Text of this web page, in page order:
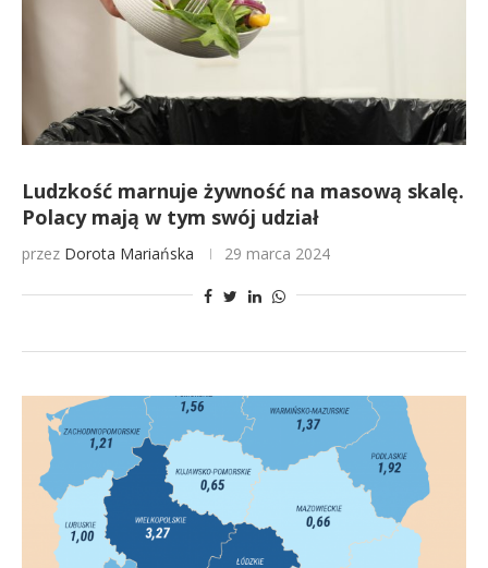
Ludzkość marnuje żywność na masową skalę.
Polacy mają w tym swój udział
przez Dorota Mariańska 29 marca 2024